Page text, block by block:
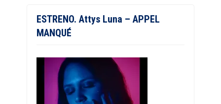
ESTRENO. Attys Luna – APPEL
MANQUÉ